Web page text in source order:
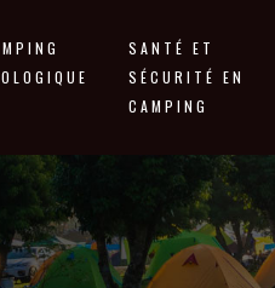
SANTÉ ET
SÉCURITÉ EN
CAMPING